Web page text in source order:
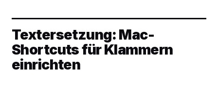
Textersetzung: Mac-
Shortcuts für Klammern
einrichten